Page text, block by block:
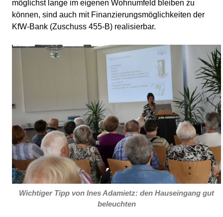
möglichst lange im eigenen Wohnumfeld bleiben zu
können, sind auch mit Finanzierungsmöglichkeiten der
KfW-Bank (Zuschuss 455-B) realisierbar.
Wichtiger Tipp von Ines Adamietz: den Hauseingang gut
beleuchten